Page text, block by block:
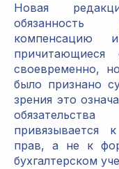
Новая
обязанность
своевременно,
было признано
зрения это
привязывается
прав, а не к
бухгалтерском